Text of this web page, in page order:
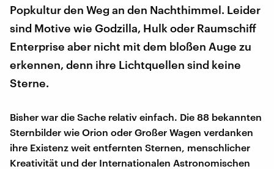
Popkultur den Weg an den Nachthimmel. Leider
sind Motive wie Godzilla, Hulk oder Raumschiff
Enterprise aber nicht mit dem bloßen Auge zu
erkennen, denn ihre Lichtquellen sind keine
Sterne.
Bisher war die Sache relativ einfach. Die 88 bekannten
Sternbilder wie Orion oder Großer Wagen verdanken
ihre Existenz weit entfernten Sternen, menschlicher
Kreativität und der Internationalen Astronomischen